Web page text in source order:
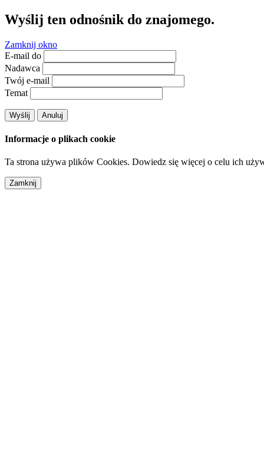
Wyślij ten odnośnik do znajomego.
Zamknij okno
E-mail do
Nadawca
Twój e-mail
Temat
Wyślij Anuluj
Informacje o plikach cookie
Ta strona używa plików Cookies. Dowiedz się więcej o celu ich